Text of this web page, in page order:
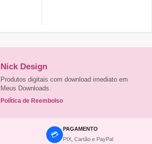
Nick Design
Produtos digitais com download imediato em
Meus Downloads.
Política de Reembolso
💳
PAGAMENTO
PIX, Cartão e PayPal